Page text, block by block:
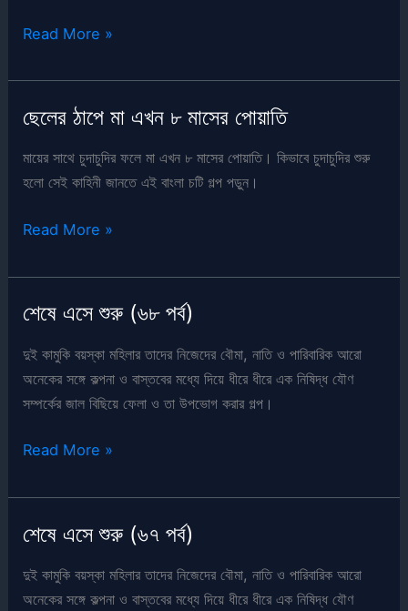
শেষে
শুরু
পর্ব)
Read More »
ছেলের ঠাপে মা এখন ৮ মাসের পোয়াতি
মায়ের সাথে চুদাচুদির ফলে মা এখন ৮ মাসের পোয়াতি। কিভাবে চুদাচুদির শুরু
হলো সেই কাহিনী জানতে এই বাংলা চটি গল্প পড়ুন।
ছেলের
মা
এখন
মাসের
পোয়াতি
Read More »
শেষে এসে শুরু (৬৮ পর্ব)
দুই কামুকি বয়স্কা মহিলার তাদের নিজেদের বৌমা, নাতি ও পারিবারিক আরো
অনেকের সঙ্গে কল্পনা ও বাস্তবের মধ্যে দিয়ে ধীরে ধীরে এক নিষিদ্ধ যৌণ
সম্পর্কের জাল বিছিয়ে ফেলা ও তা উপভোগ করার গল্প।
শেষে
শুরু
(৬৮
পর্ব)
Read More »
শেষে এসে শুরু (৬৭ পর্ব)
দুই কামুকি বয়স্কা মহিলার তাদের নিজেদের বৌমা, নাতি ও পারিবারিক আরো
অনেকের সঙ্গে কল্পনা ও বাস্তবের মধ্যে দিয়ে ধীরে ধীরে এক নিষিদ্ধ যৌণ